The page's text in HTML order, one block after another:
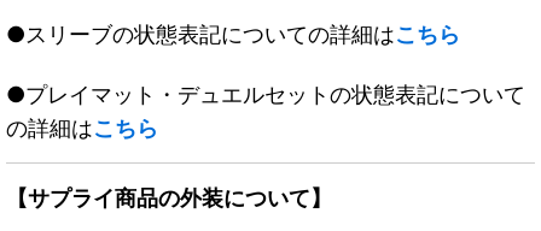
●スリーブの状態表記についての詳細はこちら
●プレイマット・デュエルセットの状態表記について
の詳細はこちら
【サプライ商品の外装について】